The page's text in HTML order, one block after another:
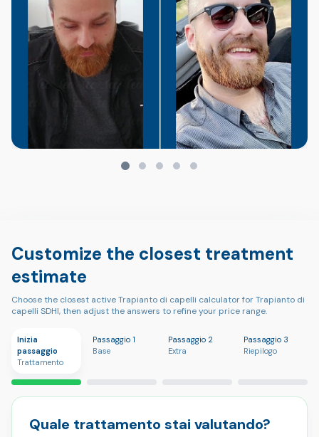
Customize the closest treatment
estimate
Choose the closest active Trapianto di capelli calculator for Trapianto di
capelli SDHI, then adjust the answers to refine your price range.
Inizia
passaggio
Trattamento
Passaggio 1
Base
Passaggio 2
Extra
Passaggio 3
Riepilogo
Quale trattamento stai valutando?